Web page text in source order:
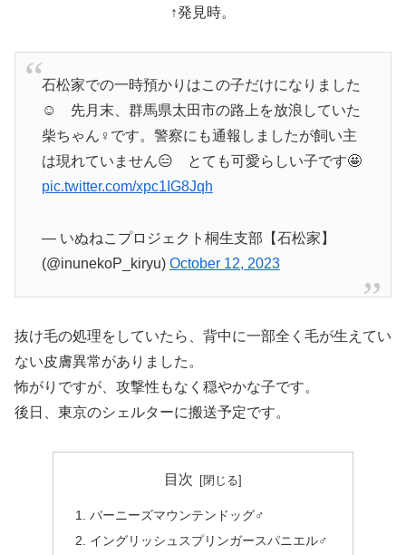
↑発見時。
石松家での一時預かりはこの子だけになりました
☺️ 先月末、群馬県太田市の路上を放浪していた
柴ちゃん♀です。警察にも通報しましたが飼い主
は現れていません😑 とても可愛らしい子です🤩
pic.twitter.com/xpc1IG8Jqh
— いぬねこプロジェクト桐生支部【石松家】
(@inunekoP_kiryu) October 12, 2023
抜け毛の処理をしていたら、背中に一部全く毛が生えてい
ない皮膚異常がありました。
怖がりですが、攻撃性もなく穏やかな子です。
後日、東京のシェルターに搬送予定です。
目次
バーニーズマウンテンドッグ♂
イングリッシュスプリンガースパニエル♂